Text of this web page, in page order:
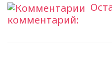
комментарий: